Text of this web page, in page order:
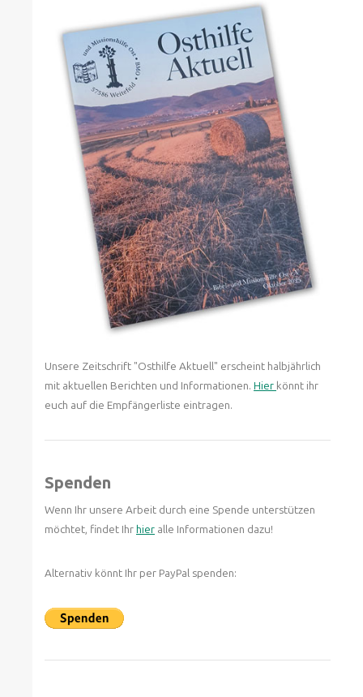
Unsere Zeitschrift "Osthilfe Aktuell" erscheint halbjährlich
mit aktuellen Berichten und Informationen. Hier könnt ihr
euch auf die Empfängerliste eintragen.
Spenden
Wenn Ihr unsere Arbeit durch eine Spende unterstützen
möchtet, findet Ihrhier alle Informationen dazu!
Alternativ könnt Ihr per PayPal spenden: